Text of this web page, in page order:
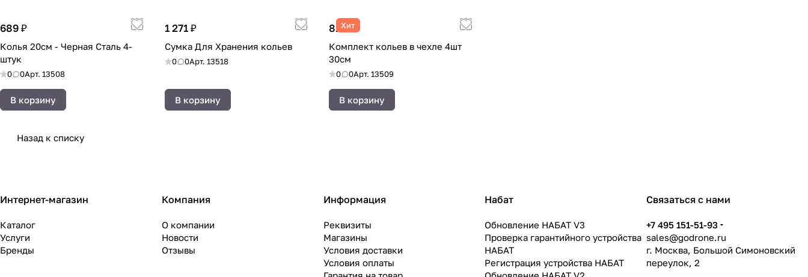
689 ₽
Колья 20см - Черная Сталь 4-
штук
0 0Арт. 13508
В корзину
1 271 ₽
Сумка Для Хранения кольев
0 0Арт. 13518
В корзину
Хит
816 ₽
Комплект кольев в чехле 4шт
30см
0 0Арт.13509
В корзину
Назад к списку
Интернет-магазин
Каталог
Услуги
Бренды
Компания
О компании
Новости
Отзывы
Информация
Реквизиты
Магазины
Условия доставки
Условия оплаты
Набат
Обновление НАБАТ V3
Проверка гарантийного устройства
НАБАТ
Регистрация устройства НАБАТ
Связаться с нами
+7 495 151-51-93
sales@godrone.ru
г. Москва, Большой Симоновский
переулок, 2